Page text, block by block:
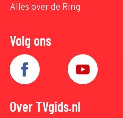
Alles over de Ring
Volg ons
Over TVgids.nl